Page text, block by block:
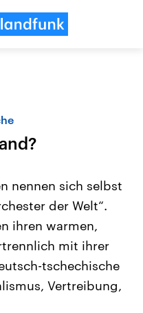
USA
Aktuelle Beiträge,
Hintergründe
Wirtschaftlich und
gehören die Vereinigten
den mächtigsten Ländern
nennen sich selbst
der Welt“.
ihren warmen,
mit ihrer
tschechische
Vertreibung,